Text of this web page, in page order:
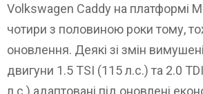
Volkswagen Caddy на платформі
чотири з половиною роки тому,
оновлення. Деякі зі змін
двигуни 1.5 TSI (115 л.с.) та 2.0
л.с.) адаптовані під оновлені